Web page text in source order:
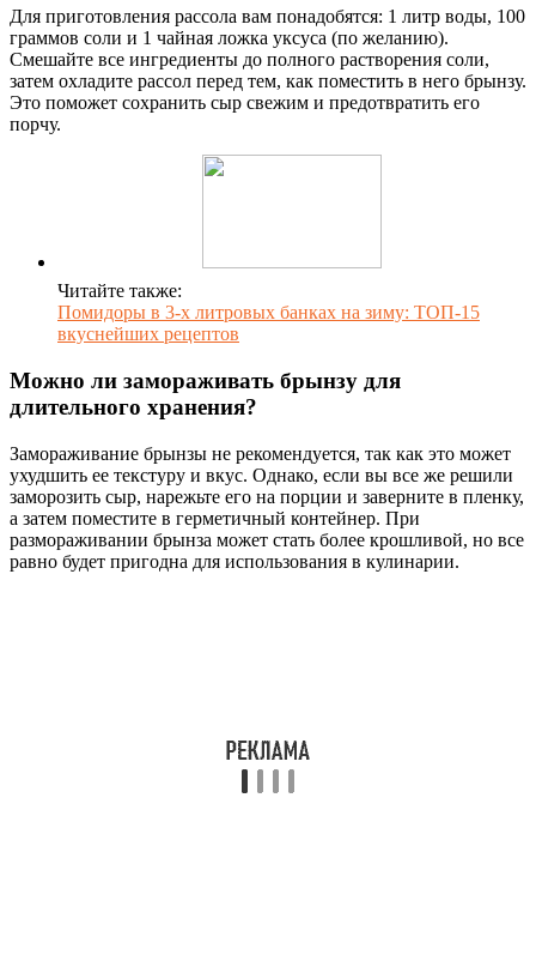
Для приготовления рассола вам понадобятся: 1 литр воды, 100
граммов соли и 1 чайная ложка уксуса (по желанию).
Смешайте все ингредиенты до полного растворения соли,
затем охладите рассол перед тем, как поместить в него брынзу.
Это поможет сохранить сыр свежим и предотвратить его
порчу.
Читайте также:
Помидоры в 3-х литровых банках на зиму: ТОП-15
вкуснейших рецептов
Можно ли замораживать брынзу для
длительного хранения?
Замораживание брынзы не рекомендуется, так как это может
ухудшить ее текстуру и вкус. Однако, если вы все же решили
заморозить сыр, нарежьте его на порции и заверните в пленку,
а затем поместите в герметичный контейнер. При
размораживании брынза может стать более крошливой, но все
равно будет пригодна для использования в кулинарии.